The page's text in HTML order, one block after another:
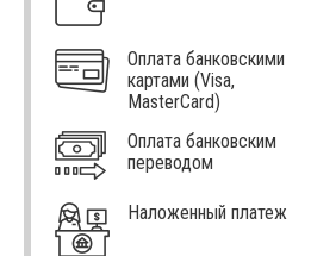
Оплата банковскими
картами (Visa,
MasterCard)
Оплата банковским
переводом
Наложенный платеж